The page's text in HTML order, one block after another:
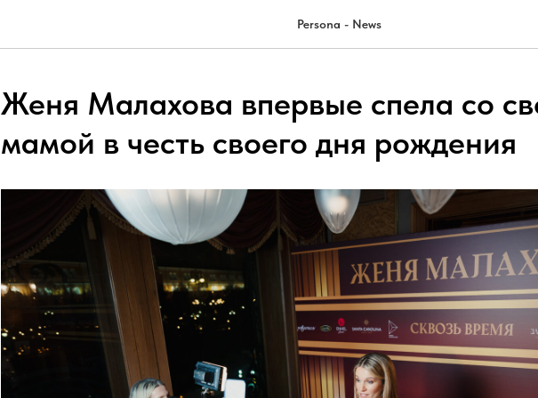
Persona - News
Женя Малахова впервые спела со
мамой в честь своего дня рождения